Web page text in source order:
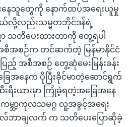
ေသူတွေကို နောက်ထပ်အရေးယူမှု
လို့လည်းသမ္မတဘိုင်ဒန်ရဲ့
ာ သတိပေးထားတာကို တွေ့ရပါ
စီအစဉ်က တင်ဆက်တဲ့ မြန်မာနိုင်ငံ
ည့် အစီအစဉ် တွေ့ဆုံမေးမြန်းခန်း
ြေအနေက ပိုပြီးခိုင်မာတဲ့ဆောင်ရွက်
းယားမှာ ကြုံခဲ့ရတဲ့အခြေအနေ
မ္ဘာ့ကုလသမဂ္ဂ လူ့အခွင့်အရေး
ျဲလ်ဘာချလက် က သတိပေးပြောဆိုခဲ့